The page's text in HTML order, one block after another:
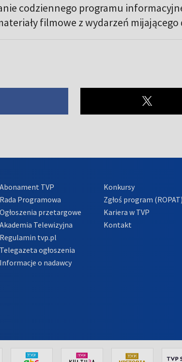
codziennego programu
filmowe z wydarzeń mijającego
Abonament TVP
Rada Programowa
Ogłoszenia przetargowe
Akademia Telewizyjna
Regulamin tvp.pl
Telegazeta ogłoszenia
Informacje o nadawcy
Konkursy
Zgłoś program (ROPAT)
Kariera w TVP
Kontakt